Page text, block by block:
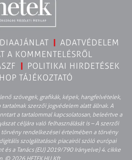
ADATVÉDELEM
A KOMMENTELÉSRŐL
POLITIKAI HIRDETÉSEK
TÁJÉKOZTATÓ
szövegek, grafikák, képek, hangfelvételek,
tartalmak szerzői jogvédelem alatt állnak. A
a tartalommal kapcsolatosan, beleértve a
céljára való felhasználását is – A szerzői
törvény rendelkezései értelmében a törvény
szolgáltatások piacairól szóló európai
és a Tanács (EU) 2019/790 Irányelve) 4. cikke
© 2026 HETEK.HU Kft.